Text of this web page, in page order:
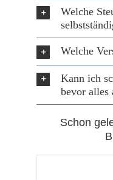
Welche
Welche
Kann ich
bevor alles
Schon